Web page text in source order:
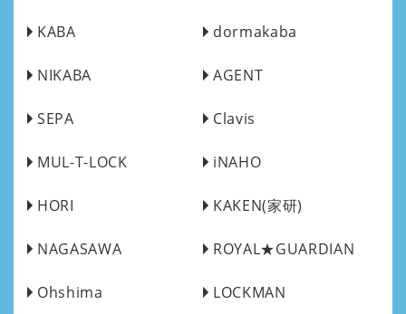
KABA dormakaba
NIKABA AGENT
SEPA Clavis
MUL-T-LOCK iNAHO
HORI KAKEN(家研)
NAGASAWA ROYAL★GUARDIAN
Ohshima LOCKMAN